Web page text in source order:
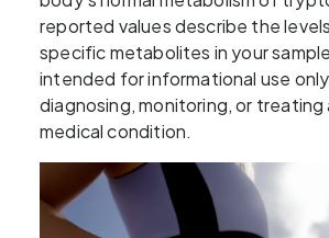
reported values describe the
specific metabolites in your
intended for informational use
diagnosing, monitoring, or treating
medical condition.